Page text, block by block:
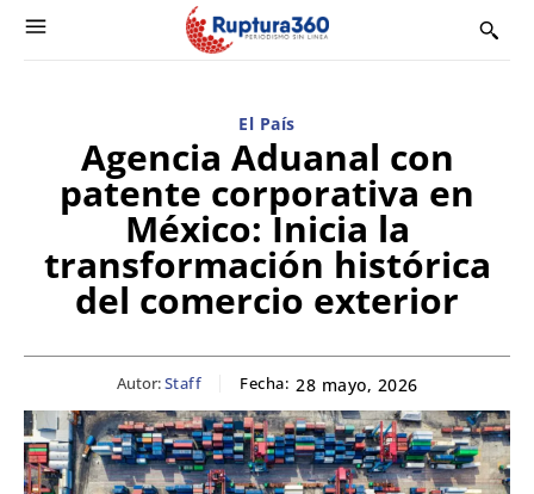
El País
Agencia Aduanal con
patente corporativa en
México: Inicia la
transformación histórica
del comercio exterior
Autor:Staff Fecha: 28 mayo, 2026